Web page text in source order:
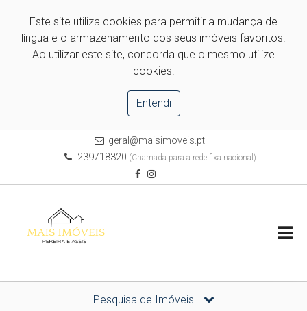
Este site utiliza cookies para permitir a mudança de
língua e o armazenamento dos seus imóveis favoritos.
Ao utilizar este site, concorda que o mesmo utilize
cookies.
Entendi
geral@maisimoveis.pt
239718320 (Chamada para a rede fixa nacional)
Pesquisa de Imóveis